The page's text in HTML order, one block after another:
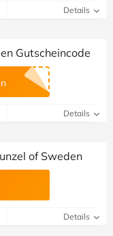
Details
Gutscheincode
Details
of Sweden
Details